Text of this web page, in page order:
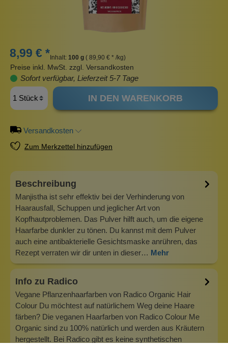
8,99 € *Inhalt: 100 g ( 89,90 € * /kg)
Preise inkl. MwSt. zzgl. Versandkosten
Sofort verfügbar, Lieferzeit 5-7 Tage
IN DEN WARENKORB
Versandkosten
Zum Merkzettel hinzufügen
Beschreibung
Manjistha ist sehr effektiv bei der Verhinderung von
Haarausfall, Schuppen und jeglicher Art von
Kopfhautproblemen. Das Pulver hilft auch, um die eigene
Haarfarbe dunkler zu tönen. Du kannst mit dem Pulver
auch eine antibakterielle Gesichtsmaske anrühren, das
Rezept verraten wir dir unten in dieser… Mehr
Info zu Radico
Vegane Pflanzenhaarfarben von Radico Organic Hair
Colour Du möchtest auf natürlichem Weg deine Haare
färben? Die veganen Haarfarben von Radico Colour Me
Organic sind zu 100% natürlich und werden aus Kräutern
hergestellt. Bei Radico gibt es keine synthetischen